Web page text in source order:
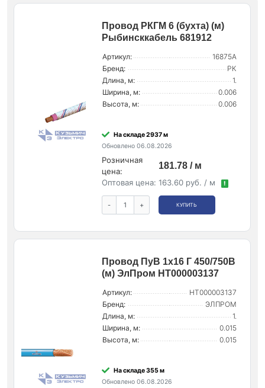
Провод РКГМ 6 (бухта) (м)
Рыбинсккабель 681912
Артикул:
16875А
Бренд:
РК
Длина, м:
1.
Ширина, м:
0.006
Высота, м:
0.006
На складе 2937 м
Обновлено 06.08.2026
Розничная
цена:
181.78 / м
Оптовая цена: 163.60 руб. / м !
- + КУПИТЬ
Провод ПуВ 1х16 Г 450/750В
(м) ЭлПром НТ000003137
Артикул:
НТ000003137
Бренд:
ЭЛПРОМ
Длина, м:
1.
Ширина, м:
0.015
Высота, м:
0.015
На складе 355 м
Обновлено 06.08.2026